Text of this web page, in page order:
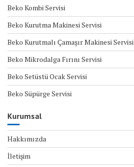
Beko Kombi Servisi
Beko Kurutma Makinesi Servisi
Beko Kurutmalı Çamaşır Makinesi Servisi
Beko Mikrodalga Fırını Servisi
Beko Setüstü Ocak Servisi
Beko Süpürge Servisi
Kurumsal
Hakkımızda
İletişim